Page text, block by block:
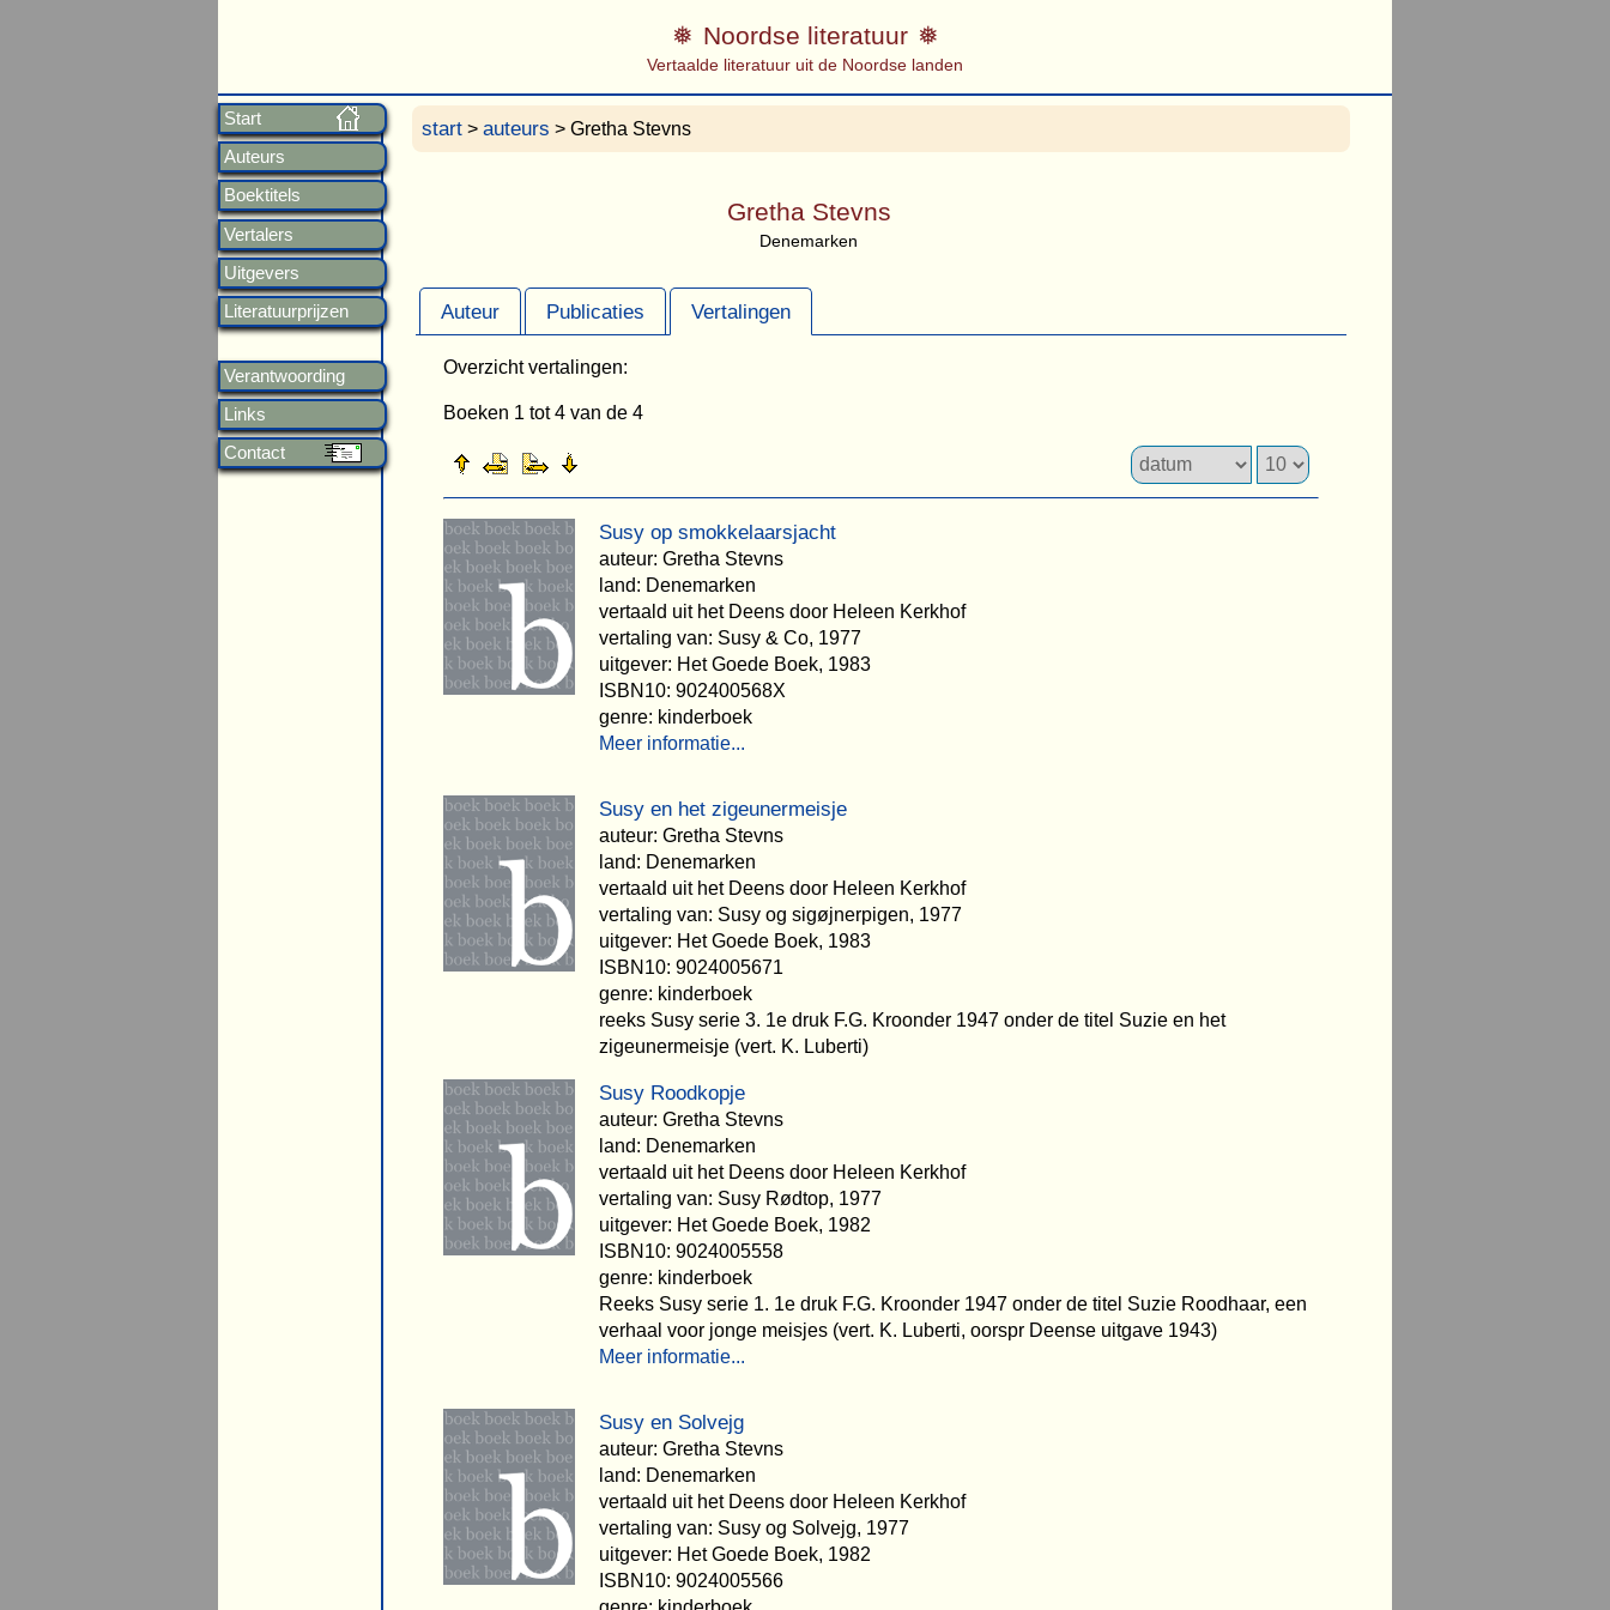
Start
Auteurs
Boektitels
Vertalers
Uitgevers
Literatuurprijzen
Verantwoording
Links
Contact
Noordse literatuur
Vertaalde literatuur uit de Noordse landen
start > auteurs > Gretha Stevns
Gretha Stevns
Denemarken
Auteur Publicaties Vertalingen
Overzicht vertalingen:
Boeken 1 tot 4 van de 4
Susy op smokkelaarsjacht
auteur: Gretha Stevns
land: Denemarken
vertaald uit het Deens door Heleen Kerkhof
vertaling van: Susy & Co, 1977
uitgever: Het Goede Boek, 1983
ISBN10: 902400568X
genre: kinderboek
Meer informatie...
Susy en het zigeunermeisje
auteur: Gretha Stevns
land: Denemarken
vertaald uit het Deens door Heleen Kerkhof
vertaling van: Susy og sigøjnerpigen, 1977
uitgever: Het Goede Boek, 1983
ISBN10: 9024005671
genre: kinderboek
reeks Susy serie 3. 1e druk F.G. Kroonder 1947 onder de titel Suzie en het
zigeunermeisje (vert. K. Luberti)
Susy Roodkopje
auteur: Gretha Stevns
land: Denemarken
vertaald uit het Deens door Heleen Kerkhof
vertaling van: Susy Rødtop, 1977
uitgever: Het Goede Boek, 1982
ISBN10: 9024005558
genre: kinderboek
Reeks Susy serie 1. 1e druk F.G. Kroonder 1947 onder de titel Suzie Roodhaar, een
verhaal voor jonge meisjes (vert. K. Luberti, oorspr Deense uitgave 1943)
Meer informatie...
Susy en Solvejg
auteur: Gretha Stevns
land: Denemarken
vertaald uit het Deens door Heleen Kerkhof
vertaling van: Susy og Solvejg, 1977
uitgever: Het Goede Boek, 1982
ISBN10: 9024005566